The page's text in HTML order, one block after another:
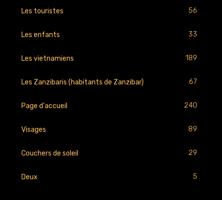
Les touristes 56
Les enfants 33
Les vietnamiens 189
Les Zanzibaris (habitants de Zanzibar) 67
Page d'accueil 240
Visages 89
Couchers de soleil 29
Deux 5